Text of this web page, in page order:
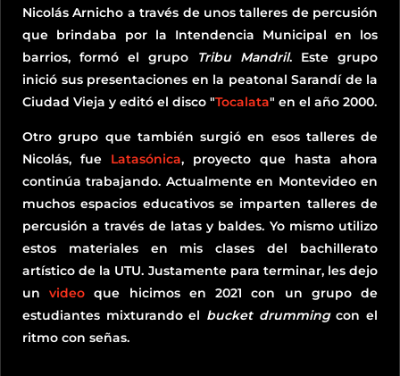
Nicolás Arnicho a través de unos talleres de percusión
que brindaba por la Intendencia Municipal en los
barrios, formó el grupo
Tribu Mandril. Este grupo
inició sus presentaciones en la peatonal Sarandí de la
Ciudad Vieja y editó el disco "Tocalata" en el año 2000.
Otro grupo que también surgió en esos talleres de
Nicolás, fue Latasónica, proyecto que hasta ahora
continúa trabajando. Actualmente en Montevideo en
muchos espacios educativos se imparten talleres de
percusión a través de latas y baldes. Yo mismo utilizo
estos materiales en mis clases del bachillerato
artístico de la UTU. Justamente para terminar, les dejo
unvideo que hicimos en 2021 con un grupo de
estudiantes mixturando el bucket drummingcon el
ritmo con señas.